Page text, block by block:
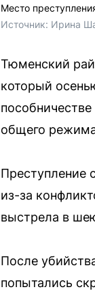
Место
Источник: Ирина
Тюменский
который
общего
Преступление
из-за
выстрела в
После
попытались